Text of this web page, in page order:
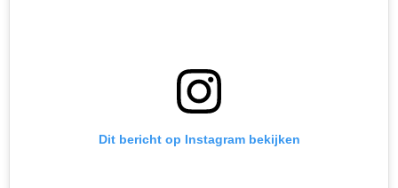
Dit bericht op Instagram bekijken